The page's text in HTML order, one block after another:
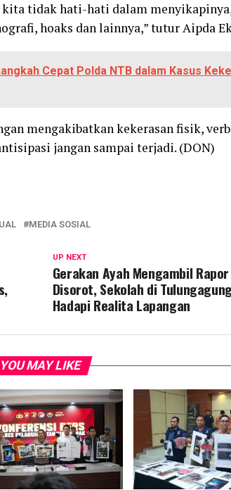
kita tidak hati-hati dalam
hoaks dan lainnya,” tutur Aipda
Cepat Polda NTB dalam Kasus
mengakibatkan kekerasan fisik,
jangan sampai terjadi. (DON)
MEDIA SOSIAL
UP NEXT
Gerakan Ayah Mengambil Rapor
Disorot, Sekolah di
Hadapi Realita Lapangan
YOU MAY LIKE